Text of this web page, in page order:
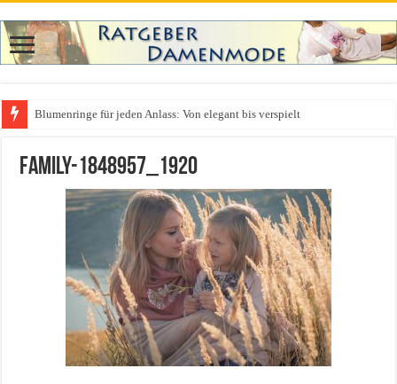
Blumenringe für jeden Anlass: Von elegant bis verspielt
family-1848957_1920